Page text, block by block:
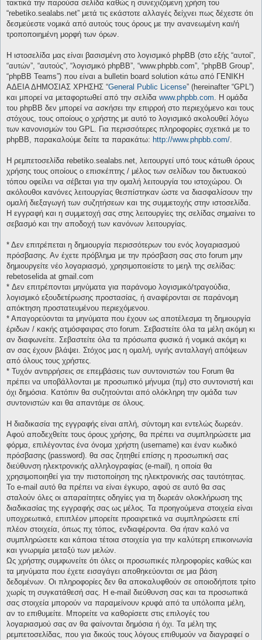
τακτικά την παρούσα σελίδα καθώς η συνεχιζόμενη χρήση του
“rebetiko.sealabs.net” μετά τις εκάστοτε αλλαγές δείχνει πως δέχεστε ότι
δεσμεύεστε νομικά από αυτούς τους όρους με την ανανεωμένη και/ή
τροποποιημένη μορφή των όρων.
Η ιστοσελίδα μας είναι βασισμένη στο λογισμικό phpBB (στο εξής “αυτοί”,
“αυτών”, “αυτούς”, “λογισμικό phpBB”, “www.phpbb.com”, “phpBB Group”,
“phpBB Teams”) που είναι a bulletin board solution κάτω από ΓΕΝΙΚΗ
ΑΔΕΙΑ ΔΗΜΟΣΙΑΣ ΧΡΗΣΗΣ “General Public License” (hereinafter “GPL”)
και μπορεί να μεταφορτωθεί από την σελίδα www.phpbb.com. Η ομάδα
του phpBB δεν μπορεί να ασκήσει την επιρροή στο περιεχόμενο και τους
στόχους, τους οποίους ο χρήστης με αυτό το λογισμικό ακολουθεί λόγω
των κανονισμών του GPL. Για περισσότερες πληροφορίες σχετικά με το
phpBB, παρακαλούμε δείτε τα παρακάτω: http://www.phpbb.com/.
Η ρεμπετοσελίδα rebetiko.sealabs.net, λειτουργεί υπό τους κάτωθι όρους
χρήσης τους οποίους ο επισκέπτης / μέλος των σελίδων του δικτυακού
τόπου οφείλει να σέβεται για την ομαλή λειτουργία του ιστοχώρου. Οι
ακόλουθοι κανόνες λειτουργίας θεσπίστηκαν ώστε να διασφαλίσουν την
ομαλή διεξαγωγή των συζητήσεων και της συμμετοχής στην ιστοσελίδα.
Η εγγραφή και η συμμετοχή σας στης λειτουργίες της σελίδας σημαίνει το
σεβασμό και την αποδοχή των κανόνων λειτουργίας.
* Δεν επιτρέπεται η δημιουργία περισσότερων του ενός λογαριασμού
πρόσβασης. Αν έχετε πρόβλημα με την πρόσβαση σας στο forum μην
δημιουργείτε νέο λογαριασμό, χρησιμοποιείστε το μεηλ της σελίδας:
rebetoselida at gmail.com
* Δεν επιτρέπονται μηνύματα για παράνομο λογισμικό/τραγούδια,
λογισμικό εξουδετέρωσης προστασίας, ή αναφέρονται σε παράνομη
απόκτηση προστατευμένου περιεχόμενου.
* Απαγορεύονται τα μηνύματα που έχουν ως αποτέλεσμα τη δημιουργία
έριδων / κακής ατμόσφαιρας στο forum. Σεβαστείτε όλα τα μέλη ακόμη κι
αν διαφωνείτε. Σεβαστείτε όλα τα πρόσωπα φυσικά ή νομικά ακόμη κι
αν σας έχουν βλάψει. Στόχος μας η ομαλή, υγιής ανταλλαγή απόψεων
από όλους τους χρήστες.
* Τυχόν αντιρρήσεις σε επεμβάσεις των συντονιστών του Forum θα
πρέπει να υποβάλλονται με προσωπικό μήνυμα (πμ) στο συντονιστή και
όχι δημόσια. Κατόπιν θα συζητούνται από ολόκληρη την ομάδα των
συντονιστών και θα απαντάμε σε όλους.
Η διαδικασία της εγγραφής είναι απλή, σύντομη και εντελώς δωρεάν.
Αφού αποδεχθείτε τους όρους χρήσης, θα πρέπει να συμπληρώσετε μια
φόρμα, επιλέγοντας ένα όνομα χρήστη (username) και έναν κωδικό
πρόσβασης (password). θα σας ζητηθεί επίσης η προσωπική σας
διεύθυνση ηλεκτρονικής αλληλογραφίας (e-mail), η οποία θα
χρησιμοποιηθεί για την πιστοποίηση της ηλεκτρονικής σας ταυτότητας.
Το e-mail αυτό θα πρέπει να είναι έγκυρο, αφού σε αυτό θα σας
σταλούν όλες οι απαραίτητες οδηγίες για τη δωρεάν ολοκλήρωση της
διαδικασίας της εγγραφής σας ως μέλος. Τα προηγούμενα στοιχεία είναι
υποχρεωτικά, επιπλέον μπορείτε προαιρετικά να συμπληρώσετε επί
πλέον στοιχεία, όπως πχ τόπος, ενδιαφέροντα. Θα ήταν καλό να
συμπληρώσετε και κάποια τέτοια στοιχεία για την καλύτερη επικοινωνία
και γνωριμία μεταξύ των μελών.
Ως χρήστης συμφωνείτε ότι όλες οι προσωπικές πληροφορίες καθώς και
τα μηνύματα που έχετε εισαγάγει αποθηκεύονται σε μια βάση
δεδομένων. Οι πληροφορίες δεν θα αποκαλυφθούν σε οποιοδήποτε τρίτο
χωρίς τη συγκατάθεσή σας. Η e-mail διεύθυνση σας και τα προσωπικά
σας στοιχεία μπορούν να παραμείνουν κρυφά από τα υπόλοιπα μέλη,
αν το επιθυμείτε. Μπορείτε να καθορίσετε στις επιλογές του
λογαριασμού σας αν θα φαίνονται δημόσια ή όχι. Τα μέλη της
ρεμπετοσελίδας, που για δικούς τους λόγους επιθυμούν να διαγραφεί ο